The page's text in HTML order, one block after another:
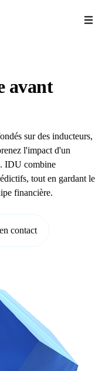
avant
sur des inducteurs,
l'impact d'un
IDU combine
tout en gardant le
financière.
contact